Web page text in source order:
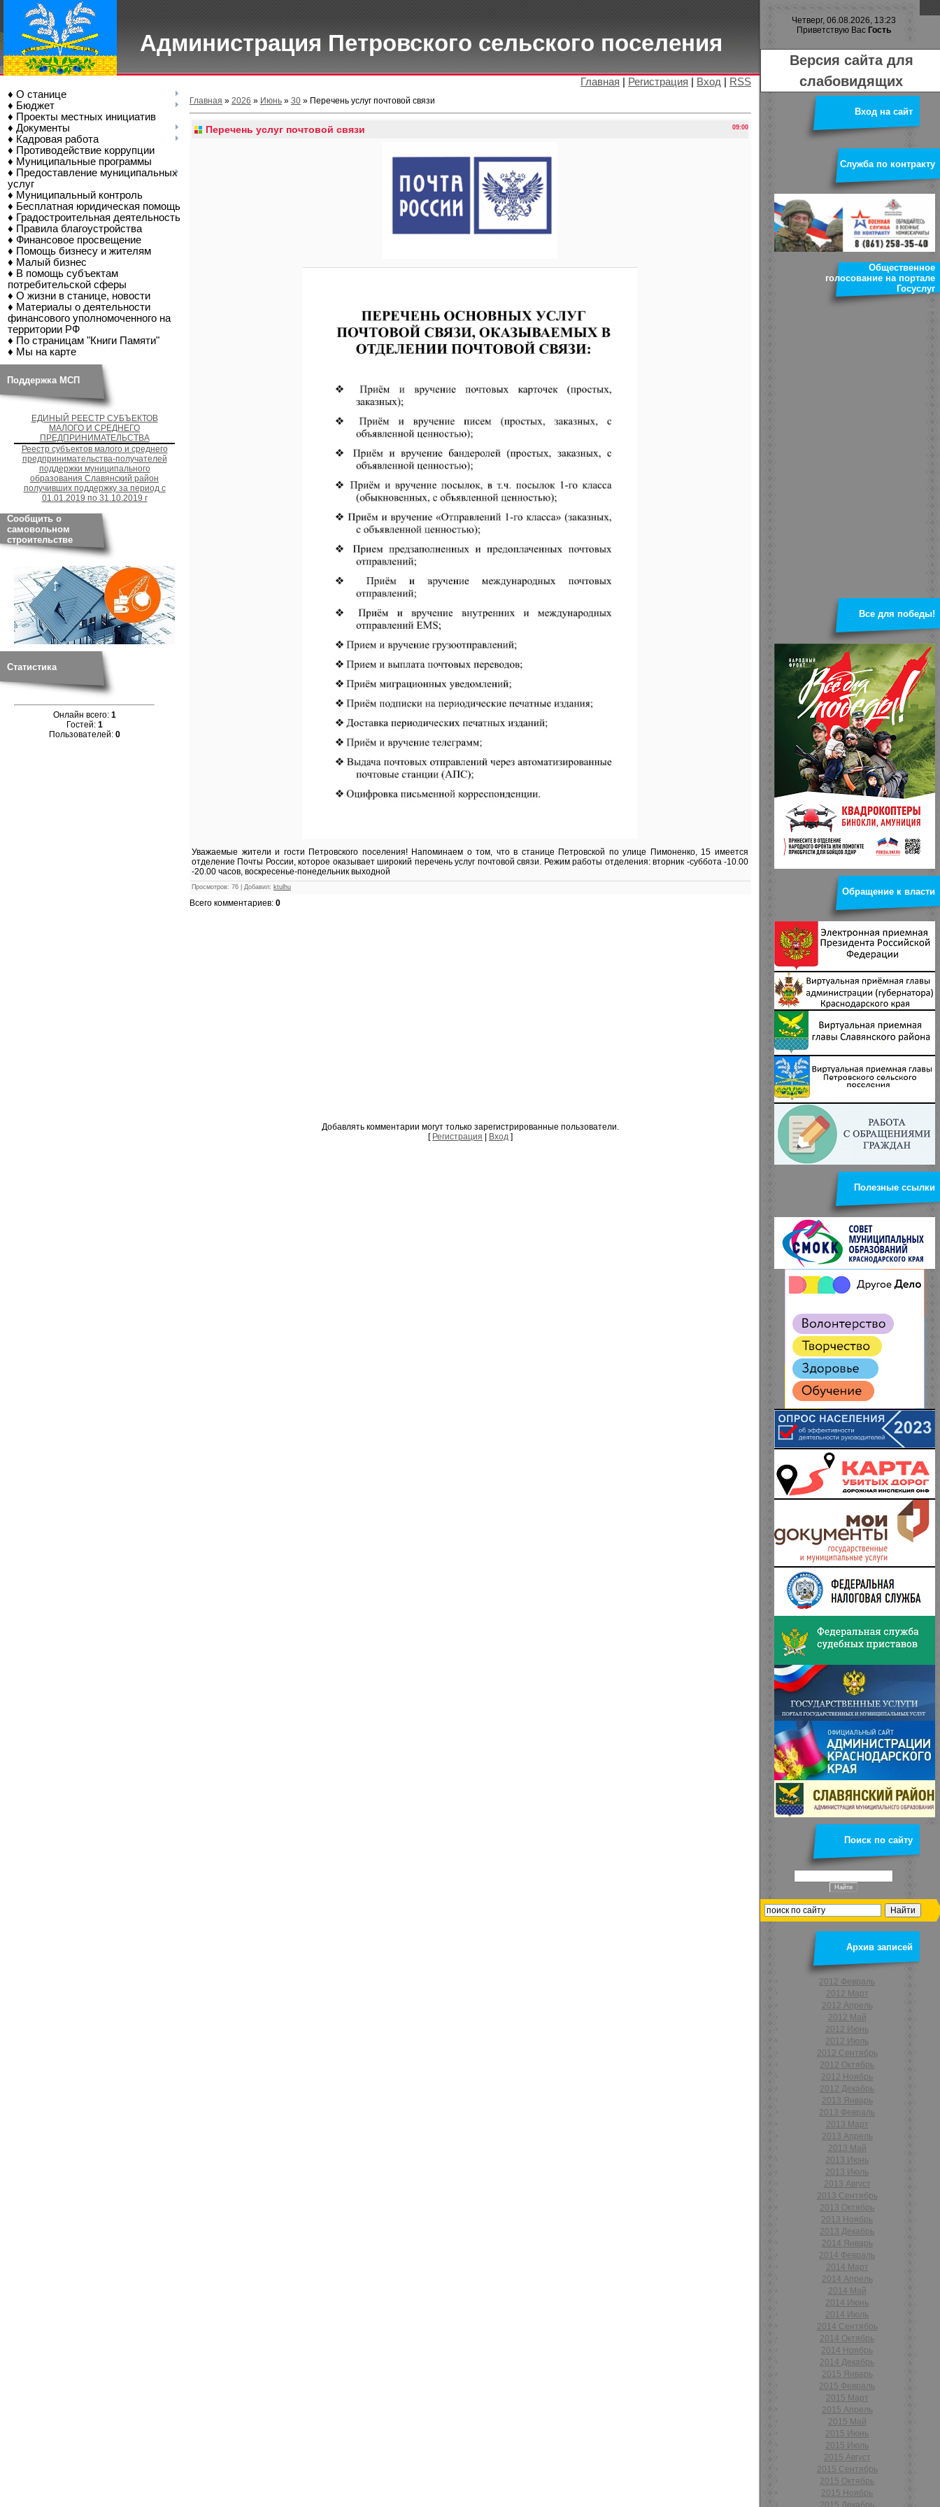
Администрация Петровского сельского поселения
Главная Регистрация Вход
RSS
♦ О станице
♦ Бюджет
♦ Проекты местных инициатив
♦ Документы
♦ Кадровая работа
♦ Противодействие коррупции
♦ Муниципальные программы
♦ Предоставление муниципальных
услуг
♦ Муниципальный контроль
♦ Бесплатная юридическая помощь
♦ Градостроительная деятельность
♦ Правила благоустройства
♦ Финансовое просвещение
♦ Помощь бизнесу и жителям
♦ Малый бизнес
♦ В помощь субъектам
потребительской сферы
♦ О жизни в станице, новости
♦ Материалы о деятельности
финансового уполномоченного на
территории РФ
♦ По страницам "Книги Памяти"
♦ Мы на карте
Поддержка МСП
ЕДИНЫЙ РЕЕСТР СУБЪЕКТОВ
МАЛОГО И СРЕДНЕГО
ПРЕДПРИНИМАТЕЛЬСТВА
Реестр субъектов малого и среднего
предпринимательства-получателей
поддержки муниципального
образования Славянский район
получивших поддержку за период с
01.01.2019 по 31.10.2019 г
Сообщить о
самовольном
строительстве
Статистика
Онлайн всего: 1
Гостей: 1
Пользователей: 0
Главная » 2026 » Июнь » 30 » Перечень услуг почтовой связи
09:00
Перечень услуг почтовой связи
Уважаемые жители и гости Петровского поселения! Напоминаем о том, что в станице Петровской по улице Пимоненко, 15 имеется
отделение Почты России, которое оказывает широкий перечень услуг почтовой связи. Режим работы отделения: вторник -суббота -10.00
-20.00 часов, воскресенье-понедельник выходной
Просмотров: 76 Добавил: ktulhu
Всего комментариев: 0
Добавлять комментарии могут только зарегистрированные пользователи.
[ Регистрация Вход ]
Четверг, 06.08.2026, 13:23
Приветствую Вас Гость
Версия сайта для
слабовидящих
Вход на сайт
Служба по контракту
Общественное
голосование на портале
Госуслуг
Все для победы!
Обращение к власти
Полезные ссылки
Поиск по сайту
Архив записей
2012 Февраль
2012 Март
2012 Апрель
2012 Май
2012 Июнь
2012 Июль
2012 Сентябрь
2012 Октябрь
2012 Ноябрь
2012 Декабрь
2013 Январь
2013 Февраль
2013 Март
2013 Апрель
2013 Май
2013 Июнь
2013 Июль
2013 Август
2013 Сентябрь
2013 Октябрь
2013 Ноябрь
2013 Декабрь
2014 Январь
2014 Февраль
2014 Март
2014 Апрель
2014 Май
2014 Июнь
2014 Июль
2014 Сентябрь
2014 Октябрь
2014 Ноябрь
2014 Декабрь
2015 Январь
2015 Февраль
2015 Март
2015 Апрель
2015 Май
2015 Июнь
2015 Июль
2015 Август
2015 Сентябрь
2015 Октябрь
2015 Ноябрь
2015 Декабрь